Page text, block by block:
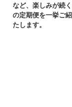
など、楽しみが続
の定期便を一挙ご
たします。